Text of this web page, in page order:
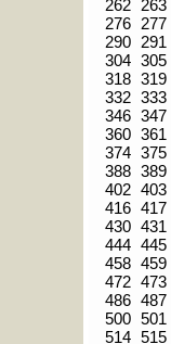
262
263
276
277
290
291
304 305
318 319
332 333
346 347
360 361
374 375
388 389
402 403
416 417
430 431
444 445
458 459
472 473
486 487
500 501
514 515